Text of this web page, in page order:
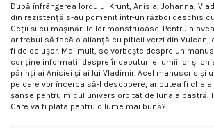
După înfrângerea lordului Krunt, Anisia, Johanna,
din rezistenţă s-au pomenit într-un război deschis
Ceţii și cu mașinăriile lor monstruoase. Pentru a
ar trebui să facă o alianţă cu piticii verzi din Vulcan,
fi deloc ușor. Mai mult, se vorbește despre un
conţine informaţii despre începuturile lumii lor și
părinţi ai Anisiei și ai lui Vladimir. Acel manuscris și
pe care vor încerca să-l descopere, ar putea fi
șanse pentru micul univers orbitat de luna albastră.
Care va fi plata pentru o lume mai bună?